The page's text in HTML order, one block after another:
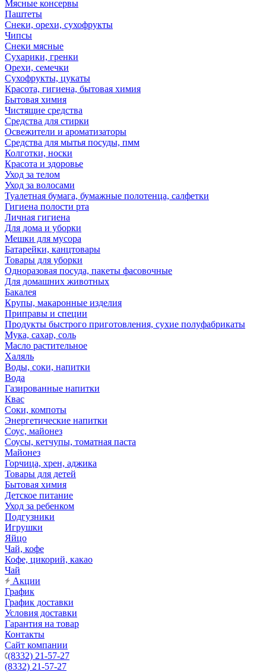
Мясные консервы
Паштеты
Снеки, орехи, сухофрукты
Чипсы
Снеки мясные
Сухарики, гренки
Орехи, семечки
Сухофрукты, цукаты
Красота, гигиена, бытовая химия
Бытовая химия
Чистящие средства
Средства для стирки
Освежители и ароматизаторы
Средства для мытья посуды, пмм
Колготки, носки
Красота и здоровье
Уход за телом
Уход за волосами
Туалетная бумага, бумажные полотенца, салфетки
Гигиена полости рта
Личная гигиена
Для дома и уборки
Мешки для мусора
Батарейки, канцтовары
Товары для уборки
Одноразовая посуда, пакеты фасовочные
Для домашних животных
Бакалея
Крупы, макаронные изделия
Приправы и специи
Продукты быстрого приготовления, сухие полуфабрикаты
Мука, сахар, соль
Масло растительное
Халяль
Воды, соки, напитки
Вода
Газированные напитки
Квас
Соки, компоты
Энергетические напитки
Соус, майонез
Соусы, кетчупы, томатная паста
Майонез
Горчица, хрен, аджика
Товары для детей
Бытовая химия
Детское питание
Уход за ребенком
Подгузники
Игрушки
Яйцо
Чай, кофе
Кофе, цикорий, какао
Чай
Акции
График
График доставки
Условия доставки
Гарантия на товар
Контакты
Сайт компании
(8332) 21-57-27
(8332) 21-57-27